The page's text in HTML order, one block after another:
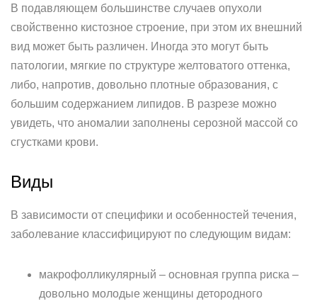
В подавляющем большинстве случаев опухоли
свойственно кистозное строение, при этом их внешний
вид может быть различен. Иногда это могут быть
патологии, мягкие по структуре желтоватого оттенка,
либо, напротив, довольно плотные образования, с
большим содержанием липидов. В разрезе можно
увидеть, что аномалии заполнены серозной массой со
сгустками крови.
Виды
В зависимости от специфики и особенностей течения,
заболевание классифицируют по следующим видам:
макрофолликулярный – основная группа риска –
довольно молодые женщины детородного